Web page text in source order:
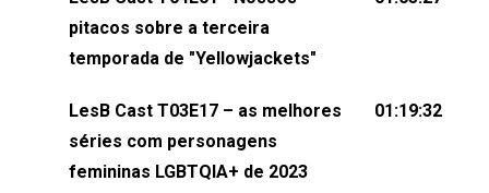
(⁠⁠⁠⁠@brunarfentanes⁠⁠⁠⁠) e Pollyelly FlorêncioEdição de
Naiady Machado
pitacos sobre a terceira
temporada de "Yellowjackets"
LesB Cast T03E17 – as melhores
séries com personagens
femininas LGBTQIA+ de 2023
01:19:32